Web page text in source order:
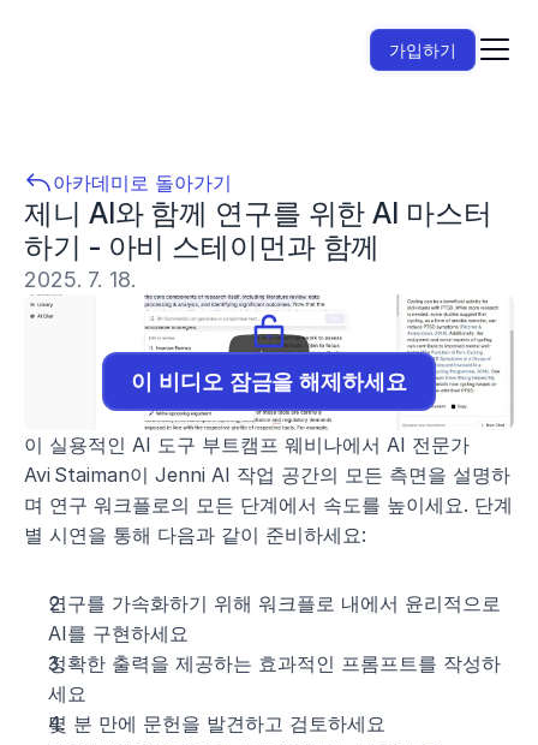
아카데미로 돌아가기
제니 AI와 함께 연구를 위한 AI 마스터
하기 - 아비 스테이먼과 함께
2025. 7. 18.
이 비디오 잠금을 해제하세요
이 실용적인 AI 도구 부트캠프 웨비나에서 AI 전문가
Avi Staiman이 Jenni AI 작업 공간의 모든 측면을 설명하
며 연구 워크플로의 모든 단계에서 속도를 높이세요. 단계
별 시연을 통해 다음과 같이 준비하세요:
연구를 가속화하기 위해 워크플로 내에서 윤리적으로
AI를 구현하세요
정확한 출력을 제공하는 효과적인 프롬프트를 작성하
세요
몇 분 만에 문헌을 발견하고 검토하세요
가입하기